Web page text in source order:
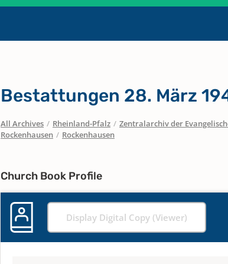
Bestattungen 28. März
All Archives / Rheinland-Pfalz / Zentralarchiv der
Rockenhausen / Rockenhausen
Church Book Profile
Display Digital Copy (Viewer)